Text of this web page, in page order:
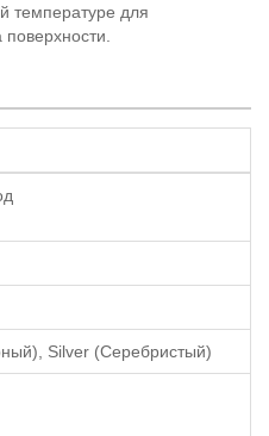
температуре для
Silver (Серебристый)